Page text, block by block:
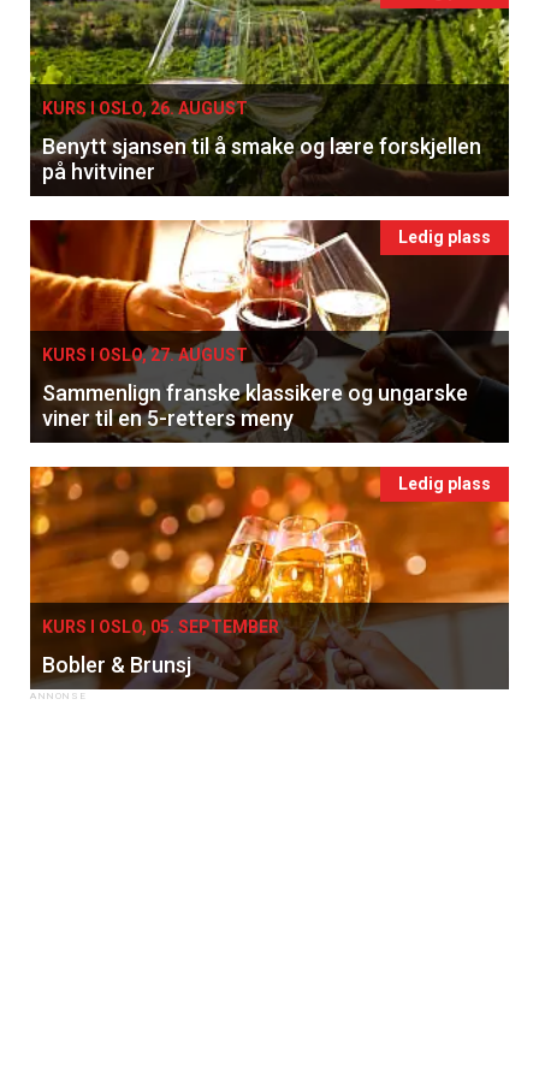
KURS I OSLO, 26. AUGUST
Benytt sjansen til å smake og lære forskjellen
på hvitviner
Ledig plass
KURS I OSLO, 27. AUGUST
Sammenlign franske klassikere og ungarske
viner til en 5-retters meny
Ledig plass
KURS I OSLO, 05. SEPTEMBER
Bobler & Brunsj